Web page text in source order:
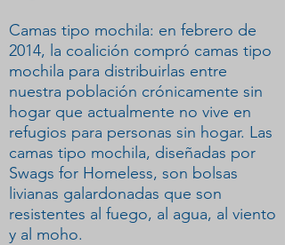
Camas tipo mochila: en febrero de
2014, la coalición compró camas tipo
mochila para distribuirlas entre
nuestra población crónicamente sin
hogar que actualmente no vive en
refugios para personas sin hogar. Las
camas tipo mochila, diseñadas por
Swags for Homeless, son bolsas
livianas galardonadas que son
resistentes al fuego, al agua, al viento
y al moho.